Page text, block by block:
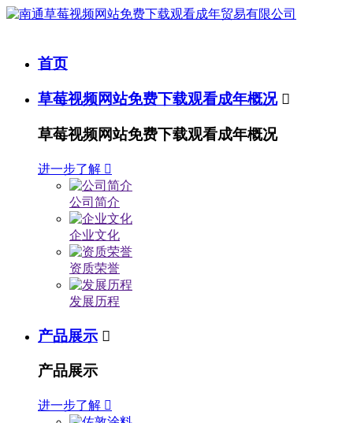
首页
草莓视频网站免费下载观看成年概况 
草莓视频网站免费下载观看成年概况
进一步了解 
公司简介
企业文化
资质荣誉
发展历程
产品展示 
产品展示
进一步了解 